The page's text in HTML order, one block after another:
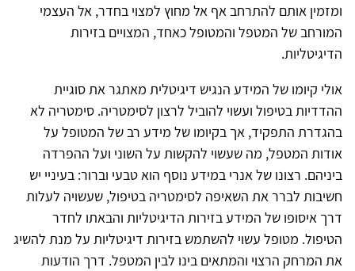
ומזמין אותם להתרחב אף אל מחוץ למצוי בחדר, אל העצמי
המורחב של המטפל והמטופל כאחד, המצויים בזירות
הדיגיטליות.
אולי קיומו של המידע הנגיש דיגיטלית מאתגר את סוגיית
ההדדיות בטיפול ועשוי להוביל לרצון לסימטריה. סימטריה לא
בהגדרת התפקיד, אך בקיומו של מידע רב של המטופל על
אודות המטפל, מה שעשוי להקשות על השוני ועל ההפרדה
ביניהם. רצונו של אנרי במידע נוסף הוא טבעי וברור: בעיניי יש
חשיבות לברר את השאיפה לסימטריה בטיפול, שעשויה לעלות
דרך איסופו של המידע בזירות הדיגיטליות והבאתו לחדר
הטיפול. מטופל עשוי להשתמש בזירות דיגיטליות על מנת להשיג
את המרחק הרצוי והמתאים בינו לבין המטפל. דרך הודעות